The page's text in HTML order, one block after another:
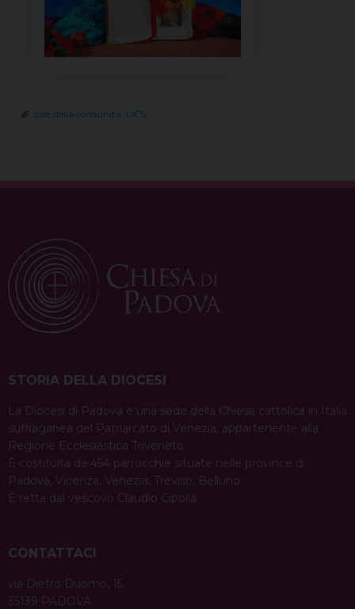
sale della comunità UCS
STORIA DELLA DIOCESI
La Diocesi di Padova è una sede della Chiesa cattolica in Italia
suffraganea del Patriarcato di Venezia, appartenente alla
Regione Ecclesiastica Triveneto.
È costituita da 454 parrocchie situate nelle province di
Padova, Vicenza, Venezia, Treviso, Belluno.
È retta dal vescovo Claudio Cipolla.
CONTATTACI
via Dietro Duomo, 15
35139 PADOVA